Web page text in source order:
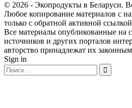
© 2026 - Экопродукты в Беларуси.
Любое копирование материалов с
только с обратной активной
Все материалы опубликованные на
источников и других порталов
авторство принадлежат их
Sign in